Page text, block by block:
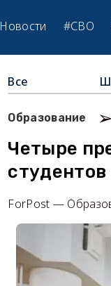
Новости #СВО
Все
Образование ➢
Четыре
студентов
ForPost —